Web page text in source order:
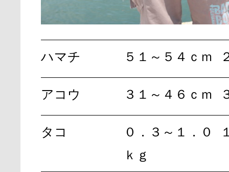
ハマチ ５１～５４ｃｍ
アコウ ３１～４６ｃｍ
タコ
０．３～１．０
ｋｇ